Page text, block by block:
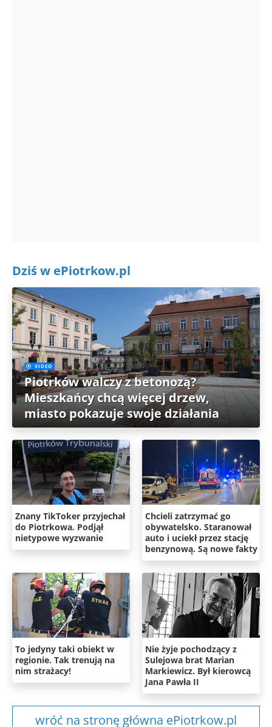
Dziś w ePiotrkow.pl
VIDEO
Piotrków walczy z betonozą?
Mieszkańcy chcą więcej drzew,
miasto pokazuje swoje działania
Znany TikToker przyjechał
do Piotrkowa. Podjął
nietypowe wyzwanie
Chcieli zatrzymać go
obywatelsko. Staranował
auto i uciekł przez stację
benzynową. Są nowe fakty
To jedyny taki obiekt w
regionie. Tak trenują na
nim strażacy!
Nie żyje pochodzący z
Sulejowa brat Marian
Markiewicz. Był kierowcą
Jana Pawła II
wróć na stronę główna ePiotrkow.pl